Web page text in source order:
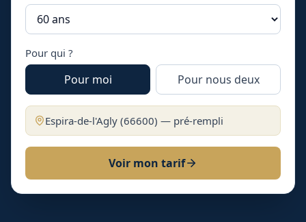
Pour qui ?
Pour moi Pour nous deux
Espira-de-l'Agly (66600) — pré-rempli
Voir mon tarif